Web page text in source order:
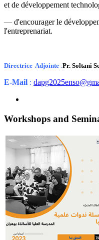
et de développement
— d'encourager le
l'entreprenariat.
Directrice Adjointe :Pr. Soltani
E-Mail :
Workshops and